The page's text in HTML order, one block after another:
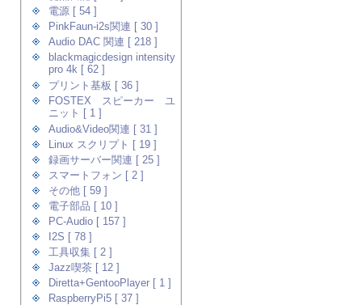
電源 [ 54 ]
PinkFaun-i2s関連 [ 30 ]
Audio DAC 関連 [ 218 ]
blackmagicdesign intensity
pro 4k [ 62 ]
プリント基板 [ 36 ]
FOSTEX スピーカー ユ
ニット [ 1 ]
Audio&Video関連 [ 31 ]
Linux スクリプト [ 19 ]
録画サーバー関連 [ 25 ]
スマートフォン [ 2 ]
その他 [ 59 ]
電子部品 [ 10 ]
PC-Audio [ 157 ]
I2S [ 78 ]
工具収集 [ 2 ]
Jazz喫茶 [ 12 ]
Diretta+GentooPlayer [ 1 ]
RaspberryPi5 [ 37 ]